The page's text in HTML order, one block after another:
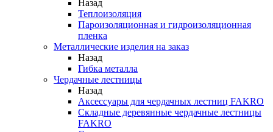
Назад
Теплоизоляция
Пароизоляционная и гидроизоляционная
пленка
Металлические изделия на заказ
Назад
Гибка металла
Чердачные лестницы
Назад
Аксессуары для чердачных лестниц FAKRO
Складные деревянные чердачные лестницы
FAKRO